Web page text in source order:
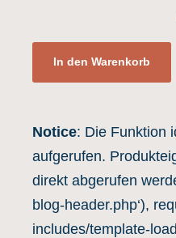
In den Warenkorb
Notice: Die Funktion
aufgerufen.
direkt abgerufen
blog-header.php‘),
includes/template-